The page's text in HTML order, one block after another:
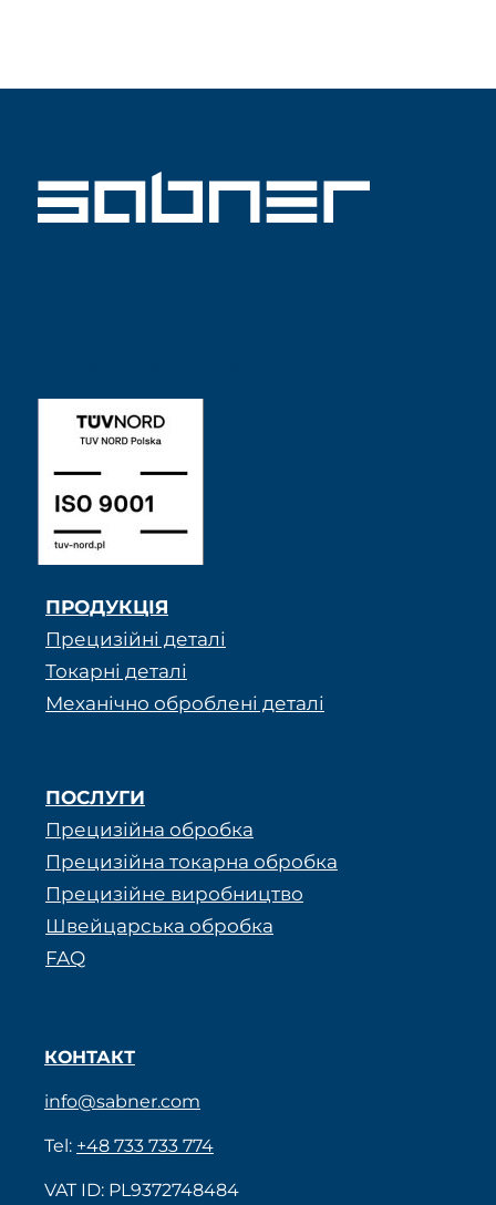
ПРОДУКЦІЯ
Прецизійні деталі
Токарні деталі
Механічно оброблені деталі
ПОСЛУГИ
Прецизійна обробка
Прецизійна токарна обробка
Прецизійне виробництво
Швейцарська обробка
FAQ
КОНТАКТ
info@sabner.com
Tel: +48 733 733 774
VAT ID: PL9372748484